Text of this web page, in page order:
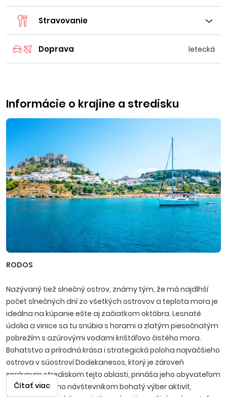
Stravovanie
Doprava letecká
Informácie o krajine a stredisku
RODOS
Nazývaný tiež slnečný ostrov, známy tým, že má najdlhší
počet slnečných dní zo všetkých ostrovov a teplota mora je
ideálna na kúpanie ešte aj začiatkom októbra. Lesnaté
údolia a vinice sa tu snúbia s horami a zlatým piesočnatým
pobrežím s azúrovými vodami krištáľovo čistého mora.
Bohatstvo a prírodná krása i strategická poloha najväčšieho
ostrova v súostroví Dodekanesos, ktorý je zároveň
správnym strediskom tejto oblasti, prináša jeho obyvateľom
prosperitu a jeho návštevníkom bohatý výber aktivít,
turistiku, historické pamiatky, pohostinnosť jeho obyvateľov
Čítať viac